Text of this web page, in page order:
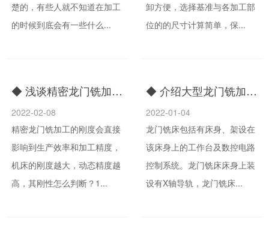
楚的，有些人就不知道在加工
的时候到底会有一些什么...
卸方便，选择基准与各加工部
位的的尺寸计算简单，保...
◆ 浅谈精密龙门铣加工的刚性从哪些方面体现
2022-02-08
精密龙门铣加工的刚度会直接
影响到生产效率和加工精度，
机床的刚度越大，动态精度越
高，其刚性怎么判断？1...
◆ 介绍大型龙门铣加工中心的安全操作点
2022-01-04
龙门铣床包括有床身、架设在
该床身上的工作台及数控电路
控制系统。龙门铣床床身上装
设有X轴导轨，龙门铣床...